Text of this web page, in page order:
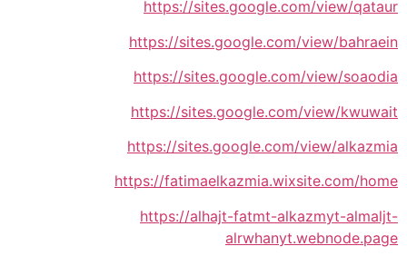
https://sites.google.com/view/qataur
https://sites.google.com/view/bahraein
https://sites.google.com/view/soaodia
https://sites.google.com/view/kwuwait
https://sites.google.com/view/alkazmia
https://fatimaelkazmia.wixsite.com/home
https://alhajt-fatmt-alkazmyt-almaljt-
alrwhanyt.webnode.page